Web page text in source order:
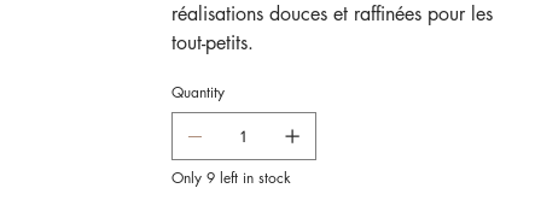
réalisations douces et raffinées pour les
tout-petits.
Quantity
Only 9 left in stock